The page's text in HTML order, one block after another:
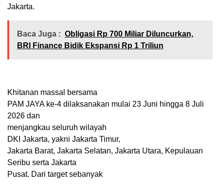
Jakarta.
Baca Juga : Obligasi Rp 700 Miliar Diluncurkan,
BRI Finance Bidik Ekspansi Rp 1 Triliun
Khitanan massal bersama
PAM JAYA ke-4 dilaksanakan mulai 23 Juni hingga 8 Juli
2026 dan
menjangkau seluruh wilayah
DKI Jakarta, yakni Jakarta Timur,
Jakarta Barat, Jakarta Selatan, Jakarta Utara, Kepulauan
Seribu serta Jakarta
Pusat. Dari target sebanyak